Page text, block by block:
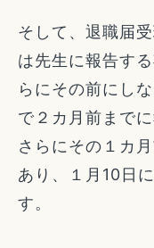
そして、退職届
は先生に報告す
らにその前にし
で２カ月前まで
さらにその１カ
あり、１月10日
す。